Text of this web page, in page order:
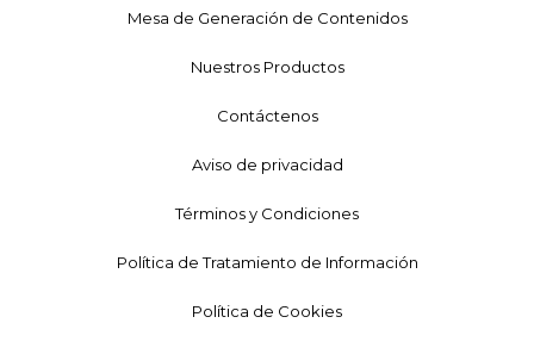
Mesa de Generación de Contenidos
Nuestros Productos
Contáctenos
Aviso de privacidad
Términos y Condiciones
Política de Tratamiento de Información
Política de Cookies